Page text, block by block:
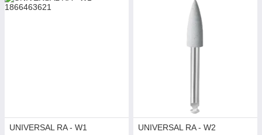
UNIVERSAL RA - W1
UNIVERSAL RA - W2